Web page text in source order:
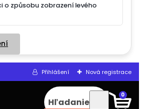
o způsobu zobrazení levého
Přihlášení Nová registrace
Hľadanie
0